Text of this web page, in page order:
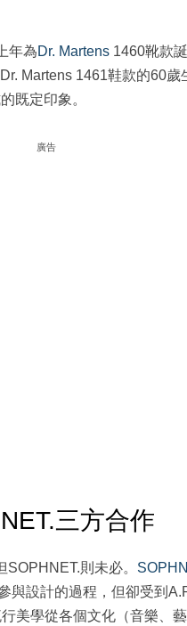
年為Dr. Martens 1460靴款
Martens 1461鞋款的60
既定印象。
廣告
三方合作
則未必。
與設計的過程，但卻受到
美學從各個文化（音樂、